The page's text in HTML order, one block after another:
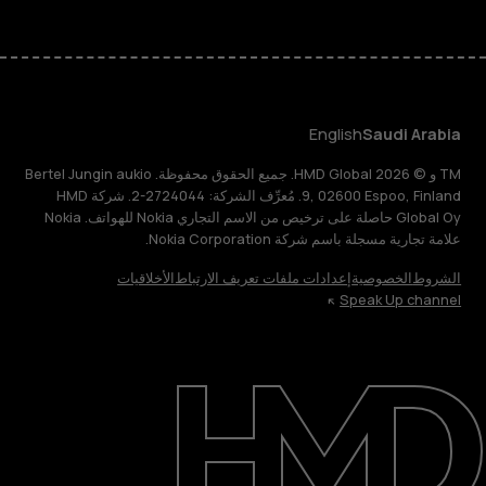
حول
الدعم
Saudi Arabia
English
Saudi Arabia
English
TM و © 2026 HMD Global. جميع الحقوق محفوظة. Bertel Jungin aukio
9, 02600 Espoo, Finland. مُعرِّف الشركة: 2724044-2. شركة HMD
Global Oy حاصلة على ترخيص من الاسم التجاري Nokia للهواتف. Nokia
علامة تجارية مسجلة باسم شركة Nokia Corporation.
الشروطالخصوصيةإعدادات ملفات تعريف الارتباطالأخلاقيات
Speak Up channel